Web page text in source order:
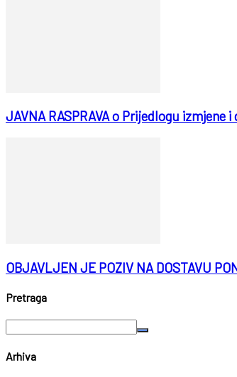
JAVNA RASPRAVA o Prijedlogu
OBJAVLJEN JE POZIV NA DOSTAVU
Pretraga
Arhiva